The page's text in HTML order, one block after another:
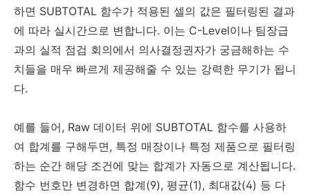
하면 SUBTOTAL 함수가 적용된 셀의 값은 필터링된 결과
에 따라 실시간으로 변합니다. 이는 C-Level이나 팀장급
과의 실적 점검 회의에서 의사결정권자가 궁금해하는 수
치들을 매우 빠르게 제공해줄 수 있는 강력한 무기가 됩니
다.
예를 들어, Raw 데이터 위에 SUBTOTAL 함수를 사용하
여 합계를 구해두면, 특정 매장이나 특정 제품으로 필터링
하는 순간 해당 조건에 맞는 합계가 자동으로 계산됩니다.
함수 번호만 변경하면 합계(9), 평균(1), 최대값(4) 등 다